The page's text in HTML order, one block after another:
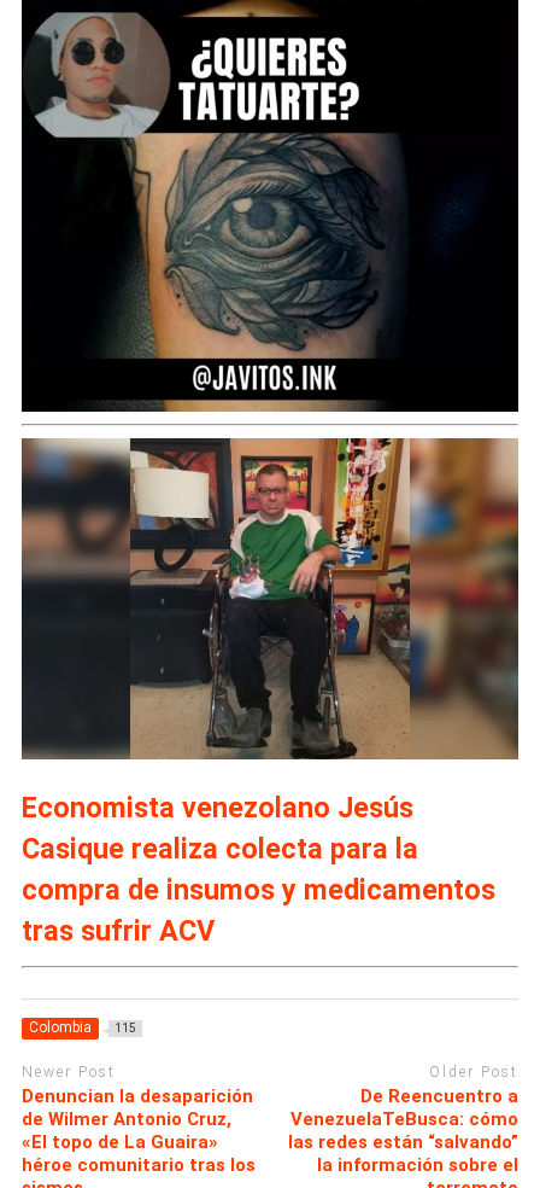
Economista venezolano Jesús
Casique realiza colecta para la
compra de insumos y medicamentos
tras sufrir ACV
Colombia 115
Newer Post
Denuncian la desaparición
de Wilmer Antonio Cruz,
«El topo de La Guaira»
héroe comunitario tras los
Older Post
De Reencuentro a
VenezuelaTeBusca: cómo
las redes están “salvando”
la información sobre el